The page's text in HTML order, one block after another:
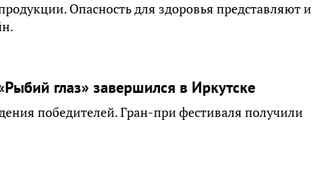
Опасность для здоровья представляют и
глаз» завершился в Иркутске
победителей. Гран-при фестиваля получили